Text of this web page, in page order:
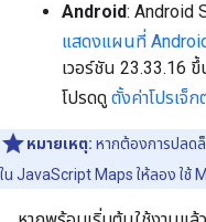
Android: Android
แสดงแผนที่
เวอร์ชัน 23.33.16
โปรดดู ตั้งค่าโปรเจ็
หมายเหตุ: หากต้องการปลด
ใน JavaScript Maps ให้ลอง ใช้